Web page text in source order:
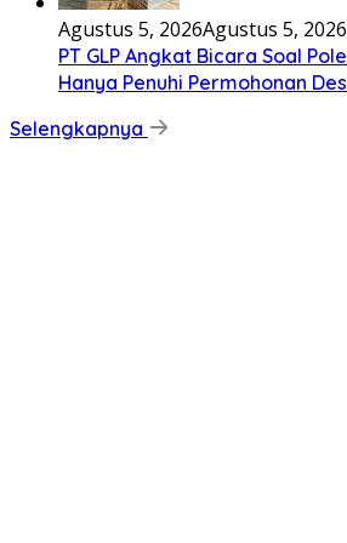
Agustus 5, 2026Agustus 5, 2026
PT GLP Angkat Bicara Soal
Hanya Penuhi Permohonan
Selengkapnya